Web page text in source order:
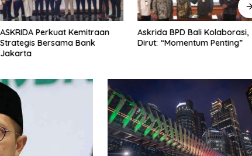
ASKRIDA Perkuat Kemitraan
Strategis Bersama Bank
Jakarta
Askrida BPD Bali Kolaborasi,
Dirut: “Momentum Penting”